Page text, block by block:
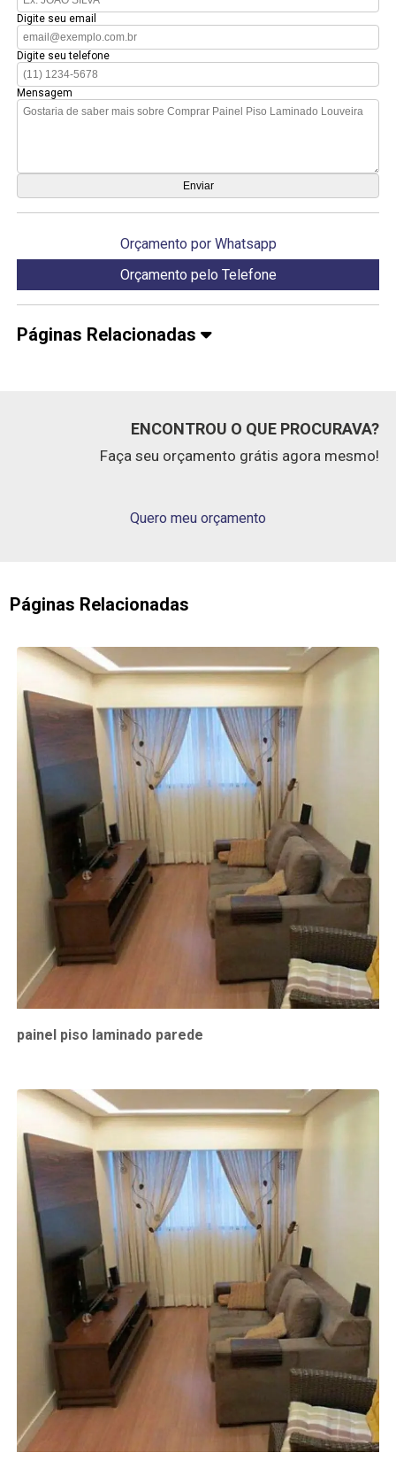
Digite seu email
Digite seu telefone
Mensagem
Orçamento por Whatsapp
Orçamento pelo Telefone
Páginas Relacionadas
ENCONTROU O QUE PROCURAVA?
Faça seu orçamento grátis agora mesmo!
Quero meu orçamento
Páginas Relacionadas
painel piso laminado parede